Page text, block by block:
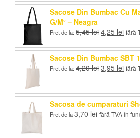
Sacose Din Bumbac Cu
G/M² – Neagra
Pret de la: 5,45lei Prețul
a
fost:
5,45 lei.
4,25 lei
este:
4,25
fără
Sacose Din Bumbac SBT
Pret de la: 4,20lei Prețul
fost:
4,20 lei.
3,95 lei
3,95
fără
Sacosa de cumparaturi
Pret de la3,70 lei fără TVA în